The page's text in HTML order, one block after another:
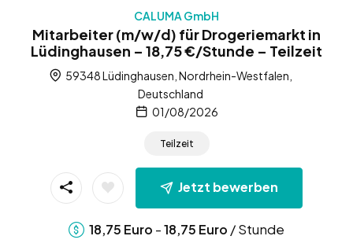
CALUMA GmbH
Mitarbeiter (m/w/d) für Drogeriemarkt in
Lüdinghausen – 18,75 €/Stunde – Teilzeit
59348 Lüdinghausen, Nordrhein-Westfalen,
Deutschland
01/08/2026
Teilzeit
Jetzt bewerben
18,75 Euro -18,75 Euro / Stunde